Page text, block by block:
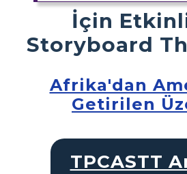
İçin
Storyboard
Afrika'dan
Getirilen
TPCASTT